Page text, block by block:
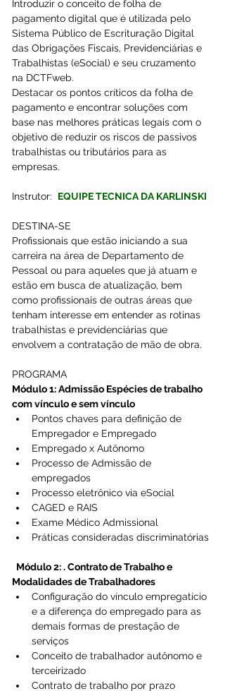
Introduzir o conceito de folha de
pagamento digital que é utilizada pelo
Sistema Público de Escrituração Digital
das Obrigações Fiscais, Previdenciárias e
Trabalhistas (eSocial) e seu cruzamento
na DCTFweb.
Destacar os pontos críticos da folha de
pagamento e encontrar soluções com
base nas melhores práticas legais com o
objetivo de reduzir os riscos de passivos
trabalhistas ou tributários para as
empresas.
Instrutor: EQUIPE TECNICA DA KARLINSKI
DESTINA-SE
Profissionais que estão iniciando a sua
carreira na área de Departamento de
Pessoal ou para aqueles que já atuam e
estão em busca de atualização, bem
como profissionais de outras áreas que
tenham interesse em entender as rotinas
trabalhistas e previdenciárias que
envolvem a contratação de mão de obra.
PROGRAMA
Módulo 1: Admissão Espécies de trabalho
com vínculo e sem vínculo
Pontos chaves para definição de
Empregador e Empregado
Empregado x Autônomo
Processo de Admissão de
empregados
Processo eletrônico via eSocial
CAGED e RAIS
Exame Médico Admissional
Práticas consideradas discriminatórias
Módulo 2: . Contrato de Trabalho e
Modalidades de Trabalhadores
Configuração do vínculo empregatício
e a diferença do empregado para as
demais formas de prestação de
serviços
Conceito de trabalhador autônomo e
terceirizado
Contrato de trabalho por prazo